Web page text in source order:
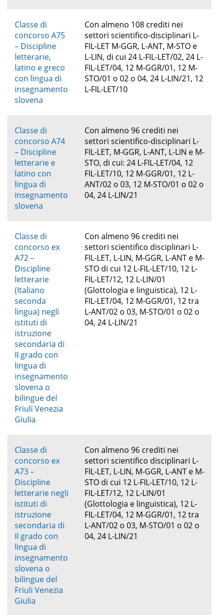
Classe di
concorso A75
– Discipline
letterarie,
latino e greco
con lingua di
insegnamento
slovena
Con almeno 108 crediti nei
settori scientifico-disciplinari L-
FIL-LET M-GGR, L-ANT, M-STO e
L-LIN, di cui 24 L-FIL-LET/02, 24 L-
FIL-LET/04, 12 M-GGR/01, 12 M-
STO/01 o 02 o 04, 24 L-LIN/21, 12
L-FIL-LET/10
Classe di
concorso A74
– Discipline
letterarie e
latino con
lingua di
insegnamento
slovena
Con almeno 96 crediti nei
settori scientifico-disciplinari L-
FIL-LET, M-GGR, L-ANT, L-LIN e M-
STO, di cui: 24 L-FIL-LET/04, 12
FIL-LET/10, 12 M-GGR/01, 12 L-
ANT/02 o 03, 12 M-STO/01 o 02 o
04, 24 L-LIN/21
Classe di
concorso ex
A72 –
Discipline
letterarie
(Italiano
seconda
lingua) negli
istituti di
istruzione
secondaria di
II grado con
lingua di
insegnamento
slovena o
bilingue del
Friuli Venezia
Giulia
Con almeno 96 crediti nei
settori scientifico disciplinari L-
FIL-LET, L-LIN, M-GGR, L-ANT e M-
STO di cui 12 L-FIL-LET/10, 12 L-
FIL-LET/12, 12 L-LIN/01
(Glottologia e linguistica), 12 L-
FIL-LET/04, 12 M-GGR/01, 12 tra
L-ANT/02 o 03, M-STO/01 o 02 o
04, 24 L-LIN/21
Classe di
concorso ex
A73 –
Discipline
letterarie negli
istituti di
istruzione
secondaria di
II grado con
lingua di
insegnamento
slovena o
bilingue del
Friuli Venezia
Giulia
Con almeno 96 crediti nei
settori scientifico disciplinari L-
FIL-LET, L-LIN, M-GGR, L-ANT e M-
STO di cui 12 L-FIL-LET/10, 12 L-
FIL-LET/12, 12 L-LIN/01
(Glottologia e linguistica), 12 L-
FIL-LET/04, 12 M-GGR/01, 12 tra
L-ANT/02 o 03, M-STO/01 o 02 o
04, 24 L-LIN/21